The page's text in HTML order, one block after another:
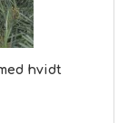
hvidt